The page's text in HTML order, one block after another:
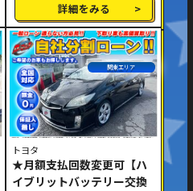
詳細をみる
関東エリア
トヨタ
★月額支払回数変更可【ハ
イブリットバッテリー交換